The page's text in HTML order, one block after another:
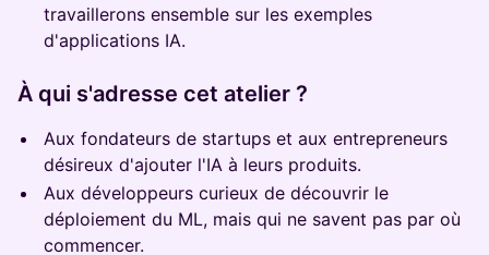
travaillerons ensemble sur les exemples
d'applications IA.
À qui s'adresse cet atelier ?
Aux fondateurs de startups et aux entrepreneurs
désireux d'ajouter l'IA à leurs produits.
Aux développeurs curieux de découvrir le
déploiement du ML, mais qui ne savent pas par où
commencer.